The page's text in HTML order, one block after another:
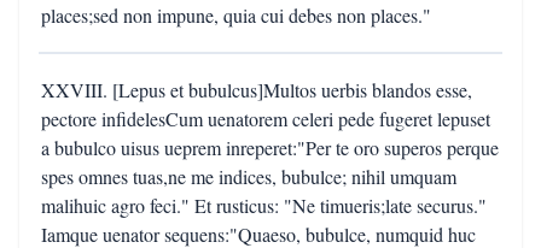
places;sed non impune, quia cui debes non places."
XXVIII. [Lepus et bubulcus]Multos uerbis blandos esse,
pectore infidelesCum uenatorem celeri pede fugeret lepuset
a bubulco uisus ueprem inreperet:"Per te oro superos perque
spes omnes tuas,ne me indices, bubulce; nihil umquam
malihuic agro feci." Et rusticus: "Ne timueris;late securus."
Iamque uenator sequens:"Quaeso, bubulce, numquid huc